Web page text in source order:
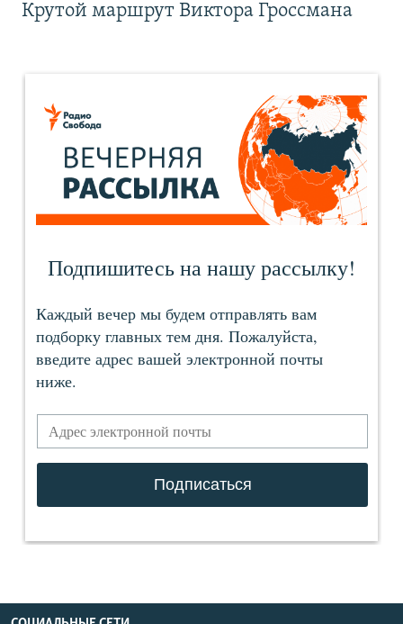
Крутой маршрут Виктора Гроссмана